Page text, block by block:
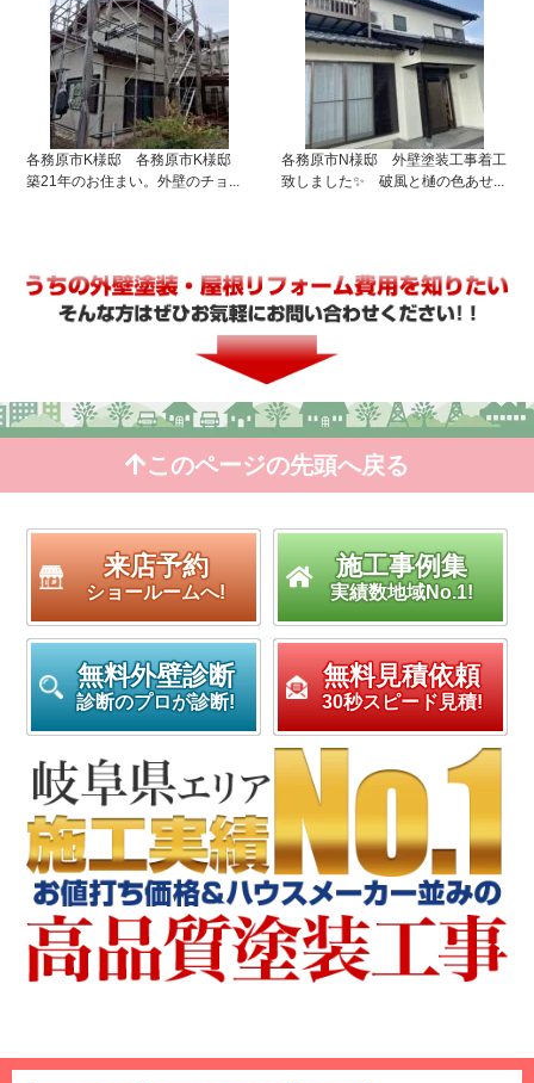
各務原市K様邸 各務原市K様邸
築21年のお住まい。外壁のチョ...
各務原市N様邸 外壁塗装工事着工
致しました✨ 破風と樋の色あせ...
このページの先頭へ戻る
来店予約
ショールームへ!
施工事例集
実績数地域No.1!
無料外壁診断
診断のプロが診断!
無料見積依頼
30秒スピード見積!